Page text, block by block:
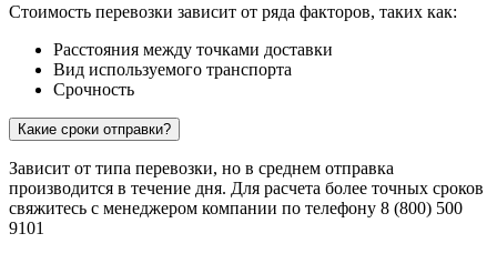
Стоимость перевозки зависит от ряда факторов, таких как:
Расстояния между точками доставки
Вид используемого транспорта
Срочность
Какие сроки отправки?
Зависит от типа перевозки, но в среднем отправка
производится в течение дня. Для расчета более точных сроков
свяжитесь с менеджером компании по телефону 8 (800) 500
9101